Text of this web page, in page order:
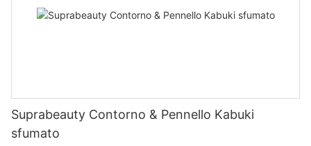
Suprabeauty Contorno & Pennello Kabuki
sfumato